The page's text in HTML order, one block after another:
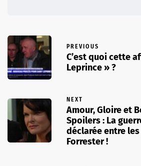
PREVIOUS
C’est quoi cette
Leprince » ?
NEXT
Amour, Gloire et
Spoilers : La
déclarée entre
Forrester !